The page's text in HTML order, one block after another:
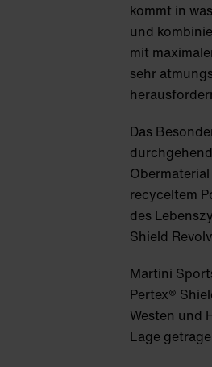
kommt in
und
mit
sehr
Das
recyceltem
des
Shield
Martini
Pertex®
Westen und
Lage